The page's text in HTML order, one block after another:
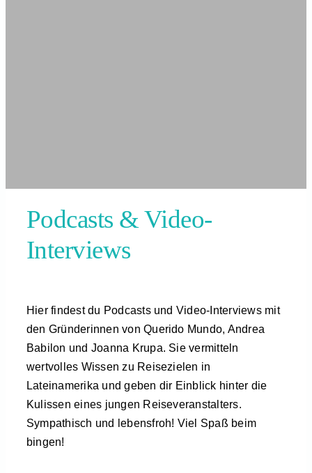
Podcasts & Video-
Interviews
Hier findest du Podcasts und Video-Interviews mit
den Gründerinnen von Querido Mundo, Andrea
Babilon und Joanna Krupa. Sie vermitteln
wertvolles Wissen zu Reisezielen in
Lateinamerika und geben dir Einblick hinter die
Kulissen eines jungen Reiseveranstalters.
Sympathisch und lebensfroh! Viel Spaß beim
bingen!